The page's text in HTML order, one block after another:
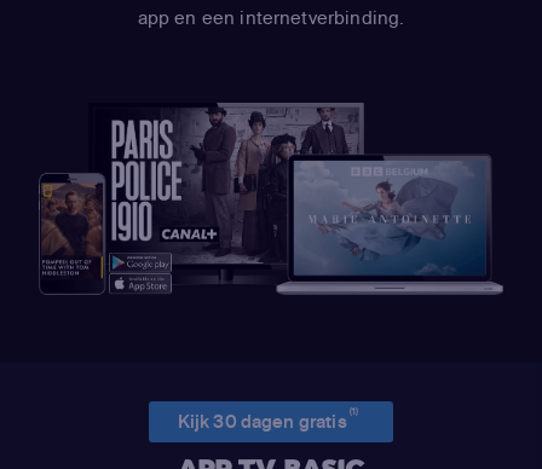
app en een internetverbinding.
Kijk 30 dagen gratis(1)